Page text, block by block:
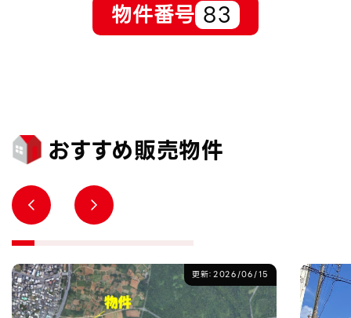
物件番号 83
おすすめ販売物件
更新：2026/06/15